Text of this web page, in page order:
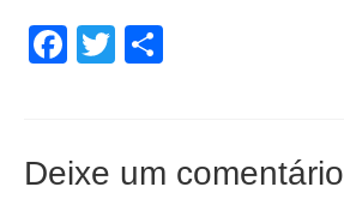
Facebook
Twitter
Deixe um comentário